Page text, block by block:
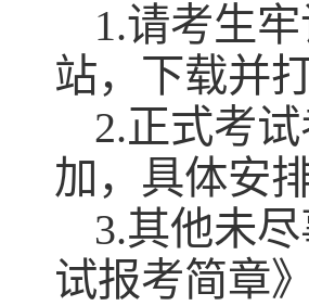
1.请考生
站，下载并
2.正式考
加，具体安
3.其他未
试报考简章》